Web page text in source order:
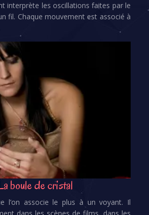
interprète les oscillations faites par le
fil. Chaque mouvement est associé à
boule de cristal
l’on associe le plus à un voyant. Il